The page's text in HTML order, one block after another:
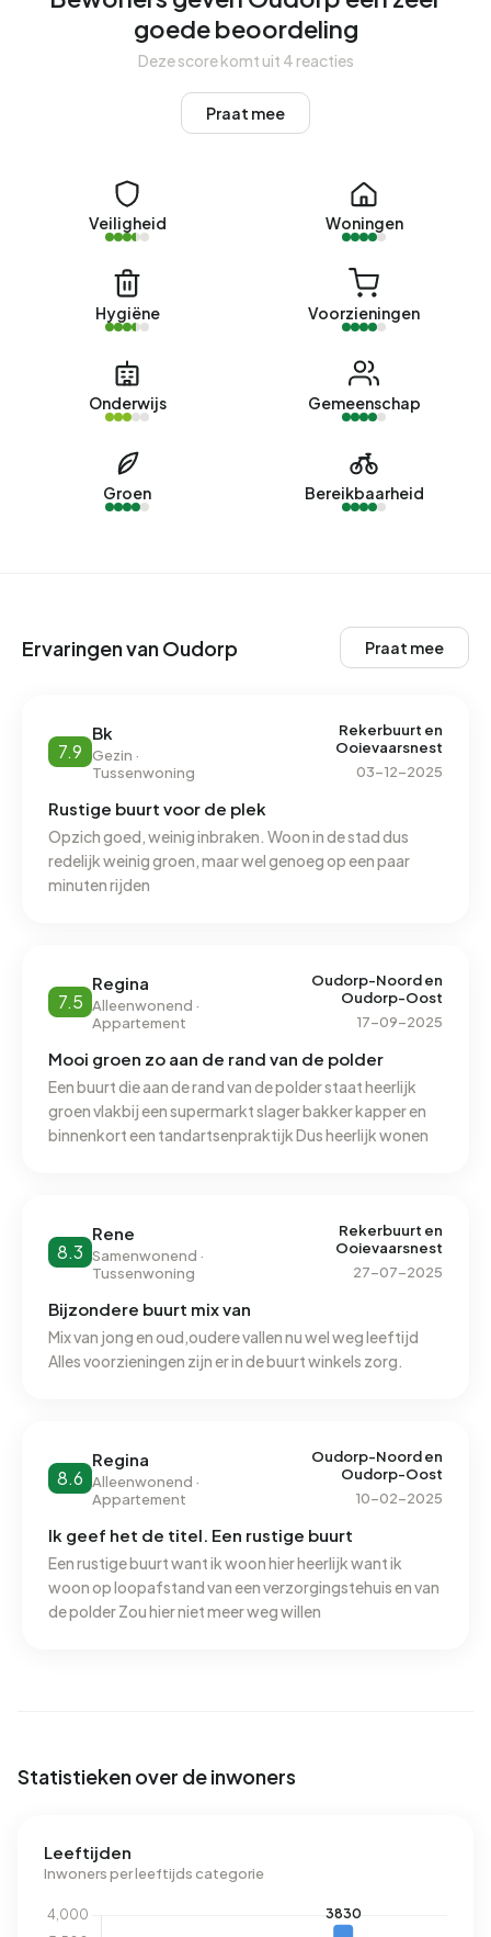
Oudorp 2.430 kWh aan elektriciteit per jaar. Daarmee ligt
het 14% lager dan het landelijke gemiddelde van 2.810
kWh. Met een jaarlijkse verbruik van 910 m³ per adres ligt
het aardgasverbruik 29% onder het landelijke gemiddelde
goede beoordeling
Deze score komt uit 4 reacties
Praat mee
Veiligheid Woningen
Hygiëne Voorzieningen
Onderwijs Gemeenschap
Groen Bereikbaarheid
Ervaringen van Oudorp Praat mee
7.9
Bk
Gezin ·
Tussenwoning
Rekerbuurt en
Ooievaarsnest
03-12-2025
Rustige buurt voor de plek
Opzich goed, weinig inbraken. Woon in de stad dus
redelijk weinig groen, maar wel genoeg op een paar
minuten rijden
7.5
Regina
Alleenwonend ·
Appartement
Oudorp-Noord en
Oudorp-Oost
17-09-2025
Mooi groen zo aan de rand van de polder
Een buurt die aan de rand van de polder staat heerlijk
groen vlakbij een supermarkt slager bakker kapper en
binnenkort een tandartsenpraktijk Dus heerlijk wonen
8.3
Rene
Samenwonend ·
Tussenwoning
Rekerbuurt en
Ooievaarsnest
27-07-2025
Bijzondere buurt mix van
Mix van jong en oud,oudere vallen nu wel weg leeftijd
Alles voorzieningen zijn er in de buurt winkels zorg.
8.6
Regina
Alleenwonend ·
Appartement
Oudorp-Noord en
Oudorp-Oost
10-02-2025
Ik geef het de titel. Een rustige buurt
Een rustige buurt want ik woon hier heerlijk want ik
woon op loopafstand van een verzorgingstehuis en van
de polder Zou hier niet meer weg willen
Statistieken over de inwoners
Leeftijden
Inwoners per leeftijds categorie